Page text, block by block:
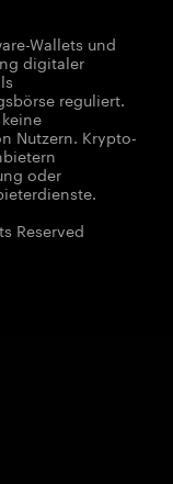
Wallets und
digitaler
reguliert.
Nutzern. Krypto-
oder